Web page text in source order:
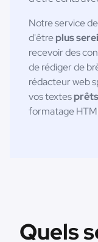
Notre service
d'êtreplus
recevoir des
de rédiger de
rédacteur web
vos textes
formatage
Quels